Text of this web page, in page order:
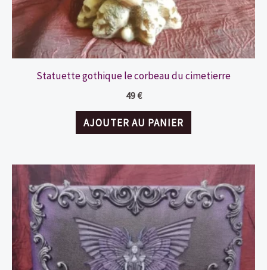
Statuette gothique le corbeau du cimetierre
49€
AJOUTER AU PANIER